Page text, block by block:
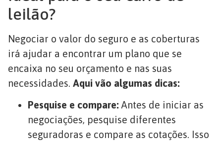
leilão?
Negociar o valor do seguro e as coberturas
irá ajudar a encontrar um plano que se
encaixa no seu orçamento e nas suas
necessidades. Aqui vão algumas dicas:
Pesquise e compare: Antes de iniciar as
negociações, pesquise diferentes
seguradoras e compare as cotações. Isso